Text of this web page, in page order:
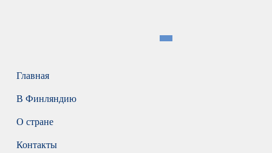
Главная
В Финляндию
О стране
Контакты